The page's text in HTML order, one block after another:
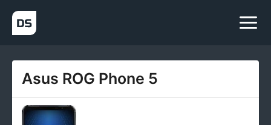
Asus ROG Phone 5